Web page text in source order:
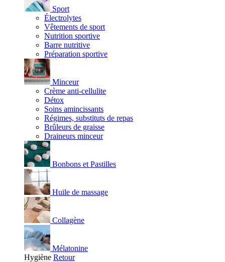
Sport
Électrolytes
Vêtements de sport
Nutrition sportive
Barre nutritive
Préparation sportive
Minceur
Crème anti-cellulite
Détox
Soins amincissants
Régimes, substituts de repas
Brûleurs de graisse
Draineurs minceur
Bonbons et Pastilles
Huile de massage
Collagène
Mélatonine
Hygiène Retour